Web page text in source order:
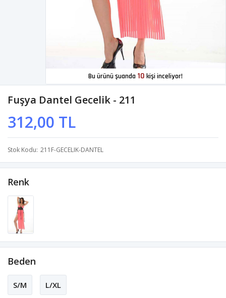
Bu ürünü şuanda 10 kişi inceliyor!
Fuşya Dantel Gecelik - 211
312,00 TL
Stok Kodu 211F-GECELIK-DANTEL
Renk
Beden
S/M L/XL